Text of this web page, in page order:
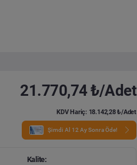
21.770,74 ₺/Adet
KDV Hariç: 18.142,28 ₺/Adet
Şimdi Al 12 Ay Sonra Öde!
Kalite: